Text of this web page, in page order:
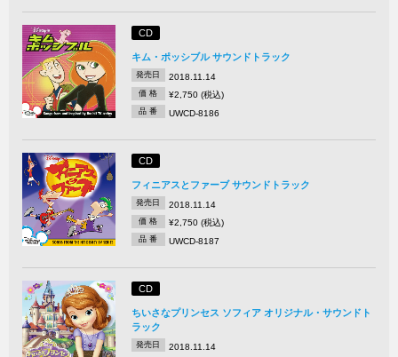
CD
キム・ポッシブル サウンドトラック
発売日 2018.11.14
価 格 ¥2,750 (税込)
品 番 UWCD-8186
CD
フィニアスとファーブ サウンドトラック
発売日 2018.11.14
価 格 ¥2,750 (税込)
品 番 UWCD-8187
CD
ちいさなプリンセス ソフィア オリジナル・サウンドト
ラック
発売日 2018.11.14